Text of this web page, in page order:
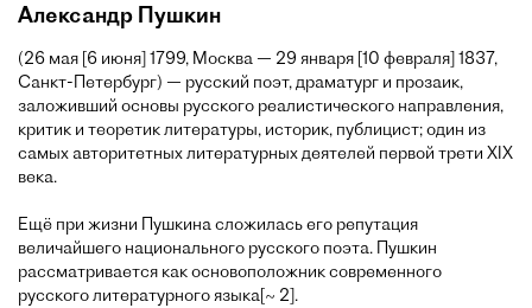
Александр Пушкин
(26 мая [6 июня] 1799, Москва — 29 января [10 февраля] 1837,
Санкт-Петербург) — русский поэт, драматург и прозаик,
заложивший основы русского реалистического направления,
критик и теоретик литературы, историк, публицист; один из
самых авторитетных литературных деятелей первой трети XIX
века.
Ещё при жизни Пушкина сложилась его репутация
величайшего национального русского поэта. Пушкин
рассматривается как основоположник современного
русского литературного языка[~ 2].